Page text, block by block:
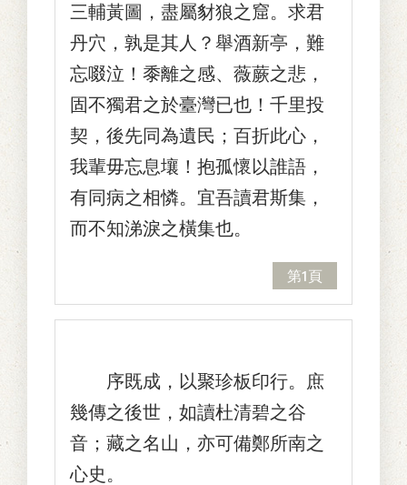
三輔黃圖，盡屬豺狼之窟。求君
丹穴，孰是其人？舉酒新亭，難
忘啜泣！黍離之感、薇蕨之悲，
固不獨君之於臺灣已也！千里投
契，後先同為遺民；百折此心，
我輩毋忘息壤！抱孤懷以誰語，
有同病之相憐。宜吾讀君斯集，
而不知涕淚之橫集也。
第1頁
序既成，以聚珍板印行。庶
幾傳之後世，如讀杜清碧之谷
音；藏之名山，亦可備鄭所南之
心史。